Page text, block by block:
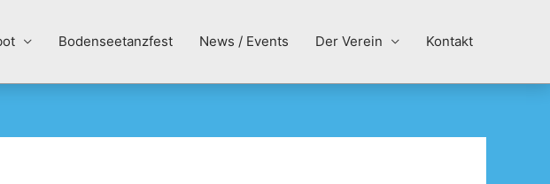
Bodenseetanzfest News / Events Der Verein Kontakt